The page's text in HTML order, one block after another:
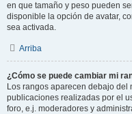
en que tamaño y peso pueden
disponible la opción de avatar,
sea activada.
Arriba
¿Cómo se puede cambiar mi
Los rangos aparecen debajo
publicaciones realizadas por el
foro, e.j. moderadores y